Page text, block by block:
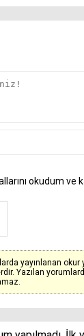
okudum ve
yayınlanan okur
Yazılan